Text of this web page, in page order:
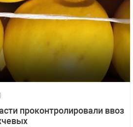
проконтролировали ввоз